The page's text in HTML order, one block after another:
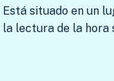
Está situado en un
la lectura de la hora